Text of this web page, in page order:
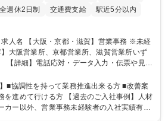
週休2日制 交通費支給
駅近5分以内
【詳細】電話応対・データ入力・伝票や見積
対応・営業所内で発生する事務業務や業務改
が可能です。業務システムがきちんと構築さ
事に慣れることができる環境です。また、
■協調性を持って業務推進出来る方 ■改善案
を進めて行ける方 【過去のご入社事例】人材
カー以外、営業事務未経験者の入社実績有